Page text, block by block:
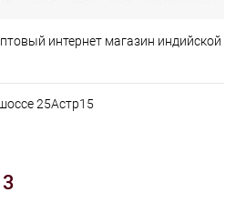
интернет магазин индийской
25Астр15